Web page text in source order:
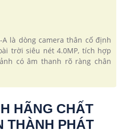
A là dòng camera thân cố định
trời siêu nét 4.0MP, tích hợp
có âm thanh rõ ràng chân
HÃNG CHẤT
THÀNH PHÁT